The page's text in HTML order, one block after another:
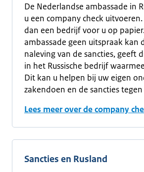
De Nederlandse ambassade in
u een company check
dan een bedrijf voor u op
ambassade geen uitspraak kan
naleving van de sancties, geeft
in het Russische bedrijf
Dit kan u helpen bij uw eigen
zakendoen en de sancties tegen
Lees meer over de company
Sancties en Rusland